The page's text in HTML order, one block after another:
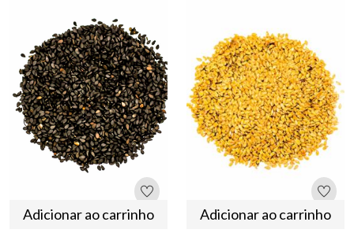
Adicionar ao carrinho Adicionar ao carrinho